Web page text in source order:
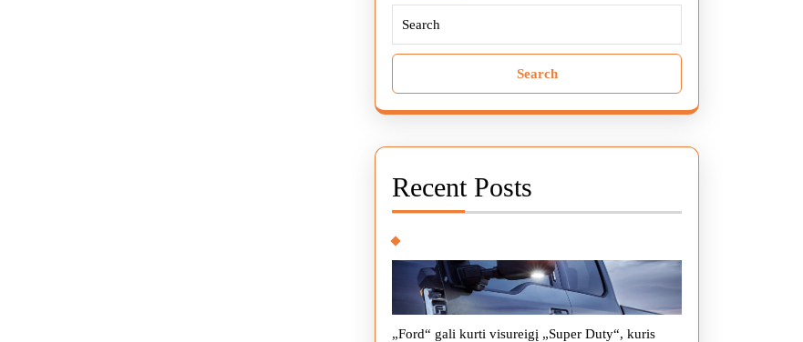
Search
Recent Posts
„Ford“ gali kurti visureigį „Super Duty“, kuris